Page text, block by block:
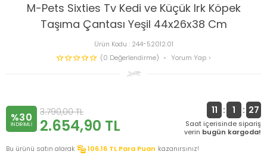
M-Pets Sixties Tv Kedi ve Küçük Irk Köpek
Taşıma Çantası Yeşil 44x26x38 Cm
Ürün Kodu : 244-52012.01
(0 Değerlendirme)
Yorum Yap
%30
INDIRIMLI
3.790,00TL
2.654,90 TL
11 : 1 : 27
Saat içerisinde sipariş
verin bugün kargoda!
Bu ürünü satın alarak
106.16 TL Para Puan kazanırsınız!